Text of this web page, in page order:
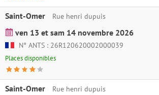
Saint-Omer Rue henri dupuis
ven 13 et sam 14 novembre 2026
N° ANTS : 26R120620002000039
Places disponibles
Saint-Omer Rue henri dupuis